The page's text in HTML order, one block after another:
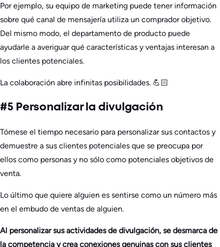
Por ejemplo, su equipo de marketing puede tener información
sobre qué canal de mensajería utiliza un comprador objetivo.
Del mismo modo, el departamento de producto puede
ayudarle a averiguar qué características y ventajas interesan a
los clientes potenciales.
La colaboración abre infinitas posibilidades. 💪🏻
#5 Personalizar la divulgación
Tómese el tiempo necesario para personalizar sus contactos y
demuestre a sus clientes potenciales que se preocupa por
ellos como personas y no sólo como potenciales objetivos de
venta.
Lo último que quiere alguien es sentirse como un número más
en el embudo de ventas de alguien.
Al personalizar sus actividades de divulgación, se desmarca de
la competencia y crea conexiones genuinas con sus clientes